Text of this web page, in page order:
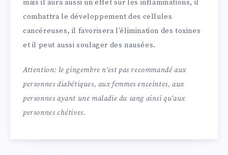
mais il aura aussi un effet sur les inflammations, il
combattra le développement des cellules
cancéreuses, il favorisera l’élimination des toxines
et il peut aussi soulager des nausées.
Attention: le gingembre n’est pas recommandé aux
personnes diabétiques, aux femmes enceintes, aux
personnes ayant une maladie du sang ainsi qu’aux
personnes chétives.